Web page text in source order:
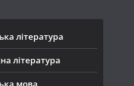
література
література